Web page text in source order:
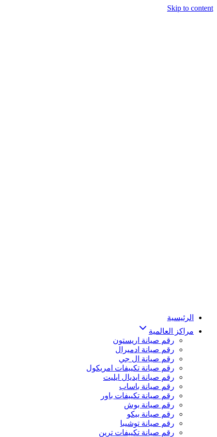
Skip to content
الرئيسية
مراكز العالمية
رقم صيانة اريستون
رقم صيانة ادميرال
رقم صيانة ال جي
رقم صيانة تكييفات امريكول
رقم صيانة ايديال ايليت
رقم صيانة باساب
رقم صيانة تكييفات باور
رقم صيانة بوش
رقم صيانة بيكو
رقم صيانة توشيبا
رقم صيانة تكييفات ترين